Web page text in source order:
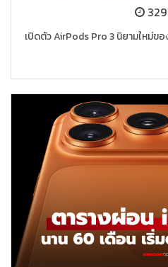
เปิดตัว AirPods Pro 3 นิยามใหม่ข